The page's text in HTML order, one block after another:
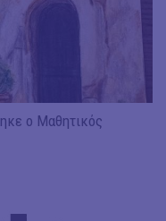
ο Μαθητικός